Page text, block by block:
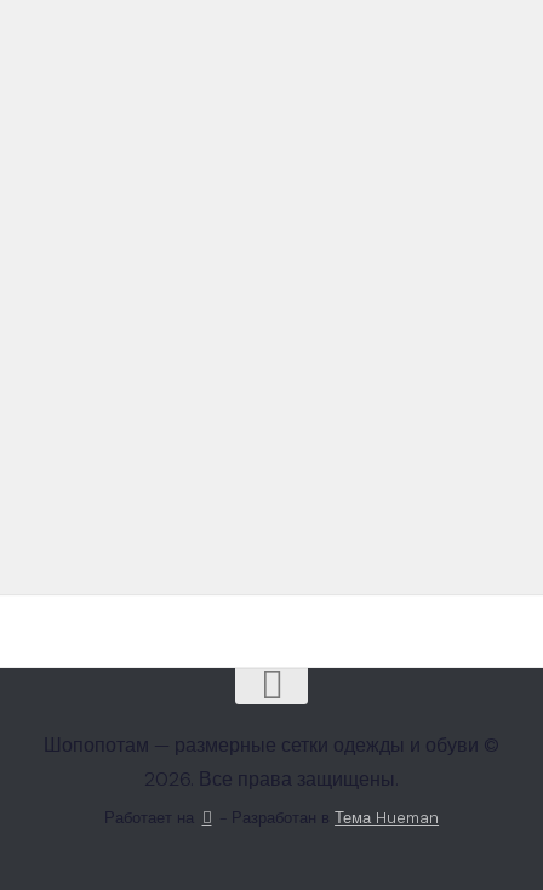
Шопопотам — размерные сетки одежды и обуви ©
2026. Все права защищены.
Работает на - Разработан вТема Hueman